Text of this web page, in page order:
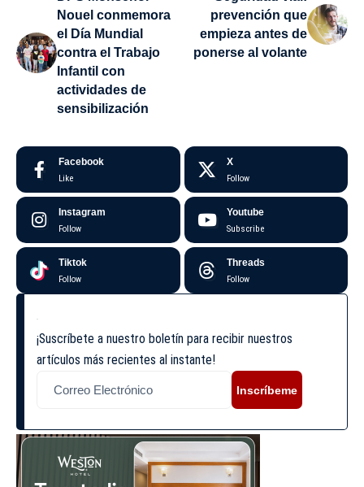
Nouel conmemora
el Día Mundial
contra el Trabajo
Infantil con
actividades de
sensibilización
prevención que
empieza antes de
ponerse al volante
Facebook
Like
X
Follow
Instagram
Follow
Youtube
Subscribe
Tiktok
Follow
Threads
Follow
¡Suscríbete a nuestro boletín para recibir nuestros
artículos más recientes al instante!
Inscríbeme